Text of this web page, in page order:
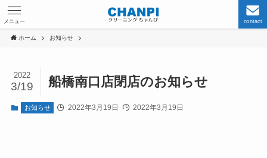
contact
メニュー
ホーム お知らせ
船橋南口店閉店のお知らせ
2022
3/19
お知らせ 2022年3月19日 2022年3月19日